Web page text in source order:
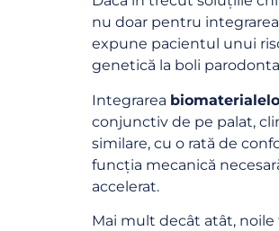
nu doar pentru
expune pacientul unui
genetică la boli
Integrarea
conjunctiv de pe palat,
similare, cu o rată de
funcția mecanică
accelerat.
Mai mult decât atât,